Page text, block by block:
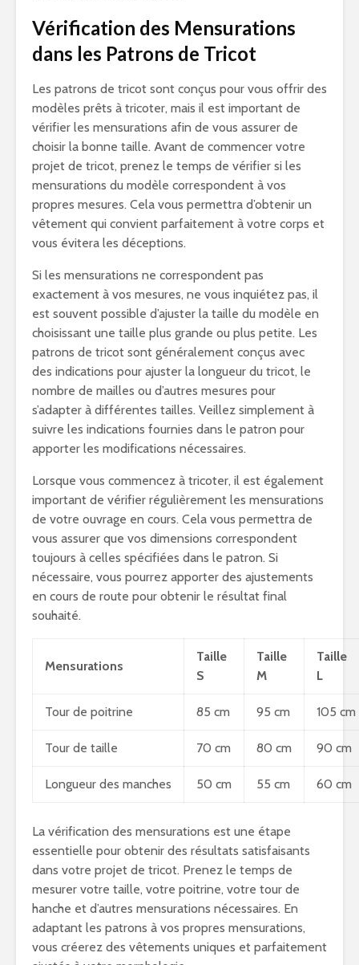
Vérification des Mensurations
dans les Patrons de Tricot
Les patrons de tricot sont conçus pour vous offrir des
modèles prêts à tricoter, mais il est important de
vérifier les mensurations afin de vous assurer de
choisir la bonne taille. Avant de commencer votre
projet de tricot, prenez le temps de vérifier si les
mensurations du modèle correspondent à vos
propres mesures. Cela vous permettra d’obtenir un
vêtement qui convient parfaitement à votre corps et
vous évitera les déceptions.
Si les mensurations ne correspondent pas
exactement à vos mesures, ne vous inquiétez pas, il
est souvent possible d’ajuster la taille du modèle en
choisissant une taille plus grande ou plus petite. Les
patrons de tricot sont généralement conçus avec
des indications pour ajuster la longueur du tricot, le
nombre de mailles ou d’autres mesures pour
s’adapter à différentes tailles. Veillez simplement à
suivre les indications fournies dans le patron pour
apporter les modifications nécessaires.
Lorsque vous commencez à tricoter, il est également
important de vérifier régulièrement les mensurations
de votre ouvrage en cours. Cela vous permettra de
vous assurer que vos dimensions correspondent
toujours à celles spécifiées dans le patron. Si
nécessaire, vous pourrez apporter des ajustements
en cours de route pour obtenir le résultat final
souhaité.
Mensurations
Taille
S
Taille
M
Taille
L
Tour de poitrine 85 cm 95 cm 105 cm
Tour de taille 70 cm 80 cm 90 cm
Longueur des manches 50 cm 55 cm 60 cm
La vérification des mensurations est une étape
essentielle pour obtenir des résultats satisfaisants
dans votre projet de tricot. Prenez le temps de
mesurer votre taille, votre poitrine, votre tour de
hanche et d’autres mensurations nécessaires. En
adaptant les patrons à vos propres mensurations,
vous créerez des vêtements uniques et parfaitement